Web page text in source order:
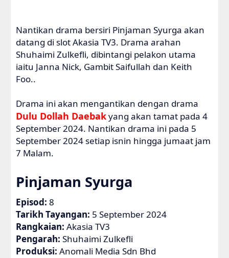
Nantikan drama bersiri Pinjaman Syurga akan
datang di slot Akasia TV3. Drama arahan
Shuhaimi Zulkefli, dibintangi pelakon utama
iaitu Janna Nick, Gambit Saifullah dan Keith
Foo..
Drama ini akan mengantikan dengan drama
Dulu Dollah Daebakyang akan tamat pada 4
September 2024. Nantikan drama ini pada 5
September 2024 setiap isnin hingga jumaat jam
7 Malam.
Pinjaman Syurga
Episod: 8
Tarikh Tayangan: 5 September 2024
Rangkaian: Akasia TV3
Pengarah: Shuhaimi Zulkefli
Produksi: Anomali Media Sdn Bhd